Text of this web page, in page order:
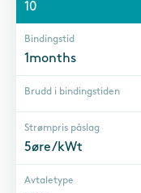
10
Bindingstid
1months
Brudd i bindingstiden
Strømpris påslag
5øre/kWt
Avtaletype